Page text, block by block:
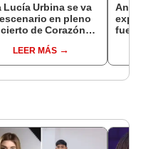
Lucía Urbina se va
en pleno
de Corazón
por audios de
Guerrero
LEER MÁS
Ana